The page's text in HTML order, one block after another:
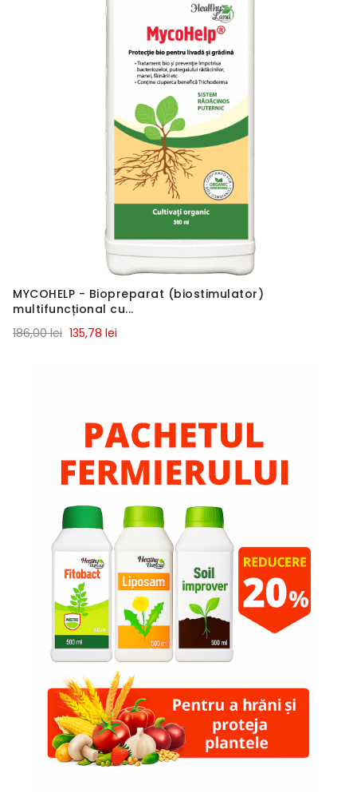
MYCOHELP - Biopreparat (biostimulator)
multifuncțional cu...
186,00 lei 135,78 lei